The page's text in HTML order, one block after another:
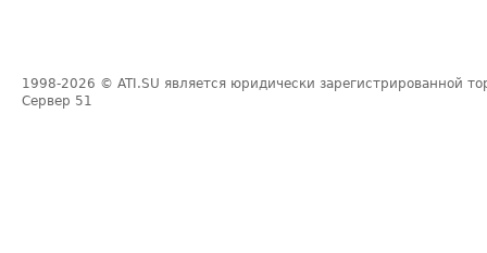
1998-2026 © ATI.SU является юридически зарегистрированной
Сервер 51